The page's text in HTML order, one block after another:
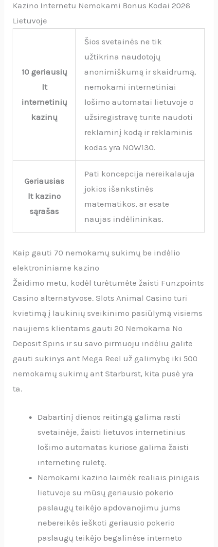
Kazino Internetu Nemokami Bonus Kodai 2026
Lietuvoje
10 geriausių
lt
internetinių
kazinų
Šios svetainės ne tik
užtikrina naudotojų
anonimiškumą ir skaidrumą,
nemokami internetiniai
lošimo automatai lietuvoje o
užsiregistravę turite naudoti
reklaminį kodą ir reklaminis
kodas yra NOW130.
Geriausias
lt kazino
sąrašas
Pati koncepcija nereikalauja
jokios išankstinės
matematikos, ar esate
naujas indėlininkas.
Kaip gauti 70 nemokamų sukimų be indėlio
elektroniniame kazino
Žaidimo metu, kodėl turėtumėte žaisti Funzpoints
Casino alternatyvose. Slots Animal Casino turi
kvietimą į laukinių sveikinimo pasiūlymą visiems
naujiems klientams gauti 20 Nemokama No
Deposit Spins ir su savo pirmuoju indėliu galite
gauti sukinys ant Mega Reel už galimybę iki 500
nemokamų sukimų ant Starburst, kita pusė yra
ta.
Dabartinį dienos reitingą galima rasti
svetainėje, žaisti lietuvos internetinius
lošimo automatas kuriose galima žaisti
internetinę ruletę.
Nemokami kazino laimėk realiais pinigais
lietuvoje su mūsų geriausio pokerio
paslaugų teikėjo apdovanojimu jums
nebereikės ieškoti geriausio pokerio
paslaugų teikėjo begalinėse interneto